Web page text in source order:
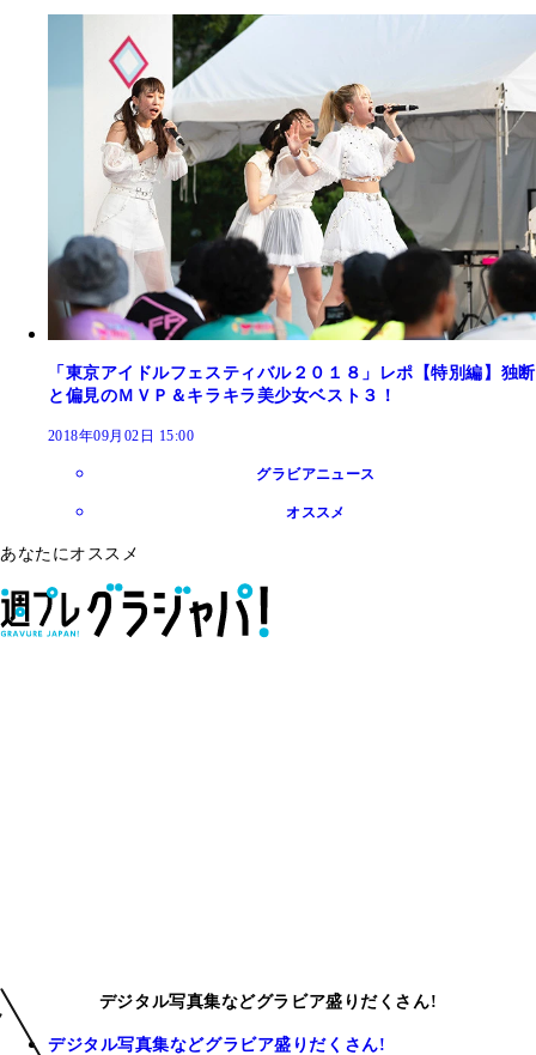
「東京アイドルフェスティバル２０１８」レポ【特別編】独断
と偏見のＭＶＰ＆キラキラ美少女ベスト３！
2018年09月02日 15:00
グラビアニュース
オススメ
あなたにオススメ
デジタル写真集などグラビア盛りだくさん!
デジタル写真集などグラビア盛りだくさん!